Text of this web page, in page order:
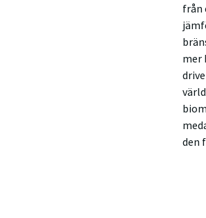
från
mer
den